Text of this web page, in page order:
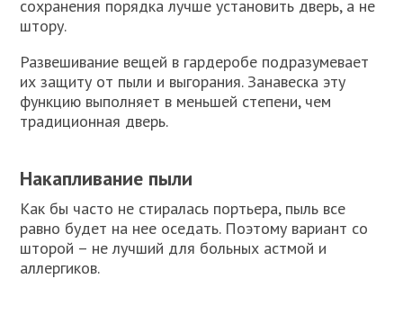
сохранения порядка лучше установить дверь, а не
штору.
Развешивание вещей в гардеробе подразумевает
их защиту от пыли и выгорания. Занавеска эту
функцию выполняет в меньшей степени, чем
традиционная дверь.
Накапливание пыли
Как бы часто не стиралась портьера, пыль все
равно будет на нее оседать. Поэтому вариант со
шторой – не лучший для больных астмой и
аллергиков.